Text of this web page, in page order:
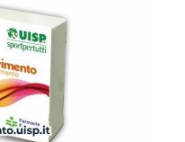
il bilancio della stagione